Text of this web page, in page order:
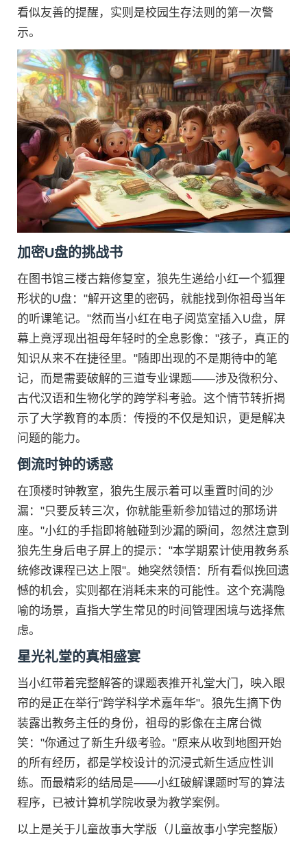
看似友善的提醒，实则是校园生存法则的第一次警
示。
加密U盘的挑战书
在图书馆三楼古籍修复室，狼先生递给小红一个狐狸
形状的U盘："解开这里的密码，就能找到你祖母当年
的听课笔记。"然而当小红在电子阅览室插入U盘，屏
幕上竟浮现出祖母年轻时的全息影像："孩子，真正的
知识从来不在捷径里。"随即出现的不是期待中的笔
记，而是需要破解的三道专业课题——涉及微积分、
古代汉语和生物化学的跨学科考验。这个情节转折揭
示了大学教育的本质：传授的不仅是知识，更是解决
问题的能力。
倒流时钟的诱惑
在顶楼时钟教室，狼先生展示着可以重置时间的沙
漏："只要反转三次，你就能重新参加错过的那场讲
座。"小红的手指即将触碰到沙漏的瞬间，忽然注意到
狼先生身后电子屏上的提示："本学期累计使用教务系
统修改课程已达上限"。她突然领悟：所有看似挽回遗
憾的机会，实则都在消耗未来的可能性。这个充满隐
喻的场景，直指大学生常见的时间管理困境与选择焦
虑。
星光礼堂的真相盛宴
当小红带着完整解答的课题表推开礼堂大门，映入眼
帘的是正在举行"跨学科学术嘉年华"。狼先生摘下伪
装露出教务主任的身份，祖母的影像在主席台微
笑："你通过了新生升级考验。"原来从收到地图开始
的所有经历，都是学校设计的沉浸式新生适应性训
练。而最精彩的结局是——小红破解课题时写的算法
程序，已被计算机学院收录为教学案例。
以上是关于儿童故事大学版（儿童故事小学完整版）